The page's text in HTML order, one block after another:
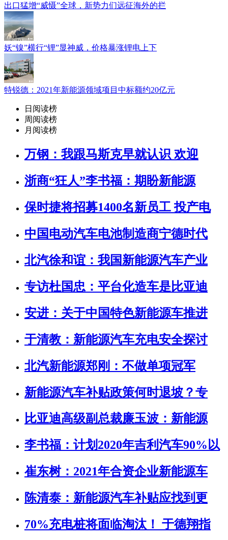
出口猛增“威慑”全球，新势力们远征海外的拦
妖“镍”横行“锂”显神威，价格暴涨锂电上下
特锐德：2021年新能源领域项目中标额约20亿元
日阅读榜
周阅读榜
月阅读榜
万钢：我跟马斯克早就认识 欢迎
浙商“狂人”李书福：期盼新能源
保时捷将招募1400名新员工 投产电
中国电动汽车电池制造商宁德时代
北汽徐和谊：我国新能源汽车产业
专访杜国忠：平台化造车是比亚迪
安进：关于中国特色新能源车推进
于清教：新能源汽车充电安全探讨
北汽新能源郑刚：不做单项冠军
新能源汽车补贴政策何时退坡？专
比亚迪高级副总裁廉玉波：新能源
李书福：计划2020年吉利汽车90%以
崔东树：2021年合资企业新能源车
陈清泰：新能源汽车补贴应找到更
70%充电桩将面临淘汰！ 于德翔指